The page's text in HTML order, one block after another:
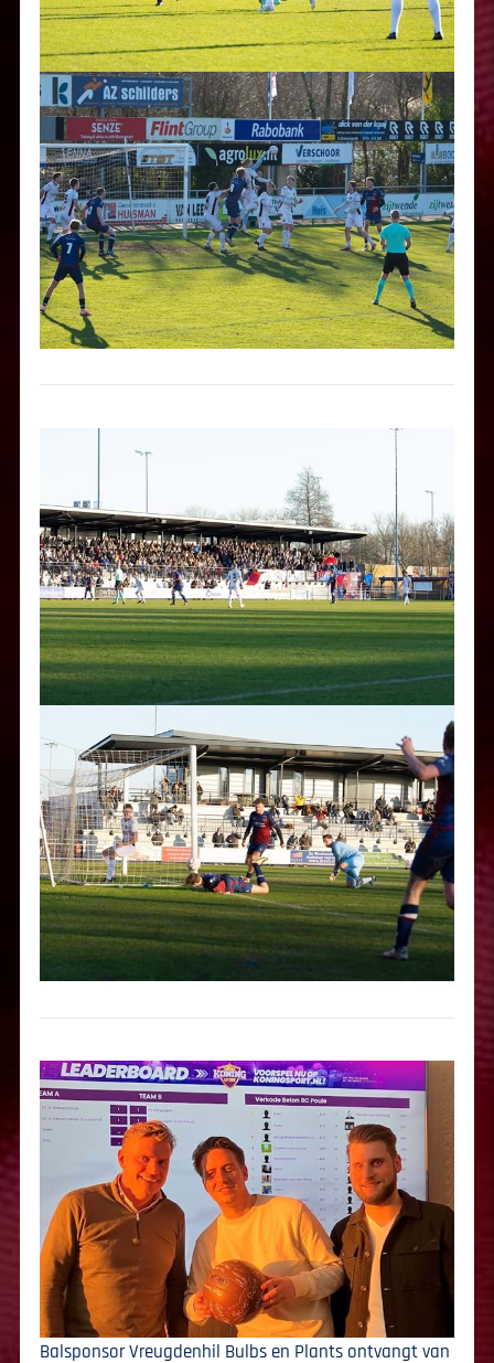
Balsponsor Vreugdenhil Bulbs en Plants ontvangt van